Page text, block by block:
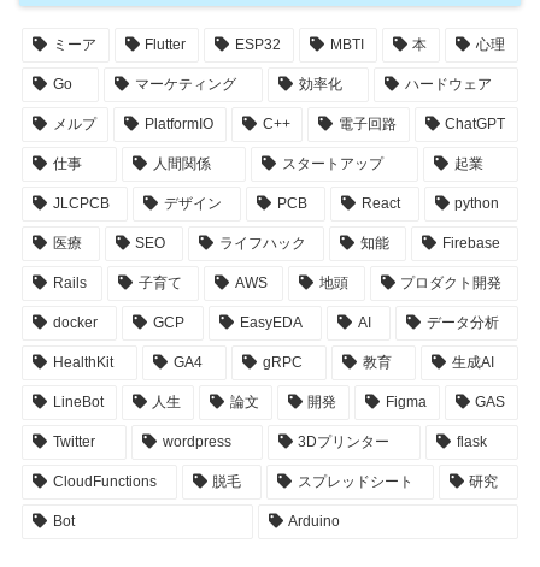
ミーア Flutter ESP32 MBTI 本 心理
Go マーケティング 効率化 ハードウェア
メルプ PlatformIO C++ 電子回路 ChatGPT
仕事 人間関係 スタートアップ 起業
JLCPCB デザイン PCB React python
医療 SEO ライフハック 知能 Firebase
Rails 子育て AWS 地頭 プロダクト開発
docker GCP EasyEDA AI データ分析
HealthKit GA4 gRPC 教育 生成AI
LineBot 人生 論文 開発 Figma GAS
Twitter wordpress 3Dプリンター flask
CloudFunctions 脱毛 スプレッドシート 研究
Bot Arduino